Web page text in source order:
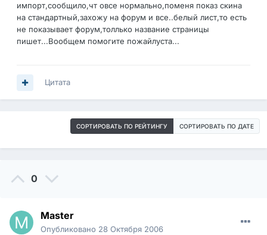
импорт,сообщило,чт овсе нормально,поменя показ скина
на стандартный,захожу на форум и все..белый лист,то есть
не показывает форум,толлько название страницы
пишет...Вообщем помогите пожайлуста...
Цитата
СОРТИРОВАТЬ ПО РЕЙТИНГУ СОРТИРОВАТЬ ПО ДАТЕ
0
Master
Опубликовано 28 Октября 2006